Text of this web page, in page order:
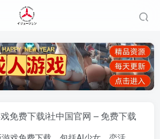
免费下载i社中国官网 – 免费下载